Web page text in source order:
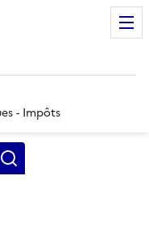
- Impôts
mots clés, partie du